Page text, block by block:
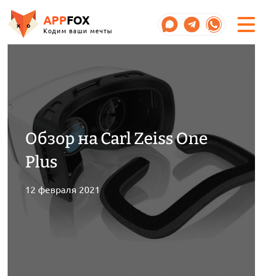
APPFOX
Кодим ваши мечты
Обзор на Carl Zeiss One
Plus
12 февраля 2021